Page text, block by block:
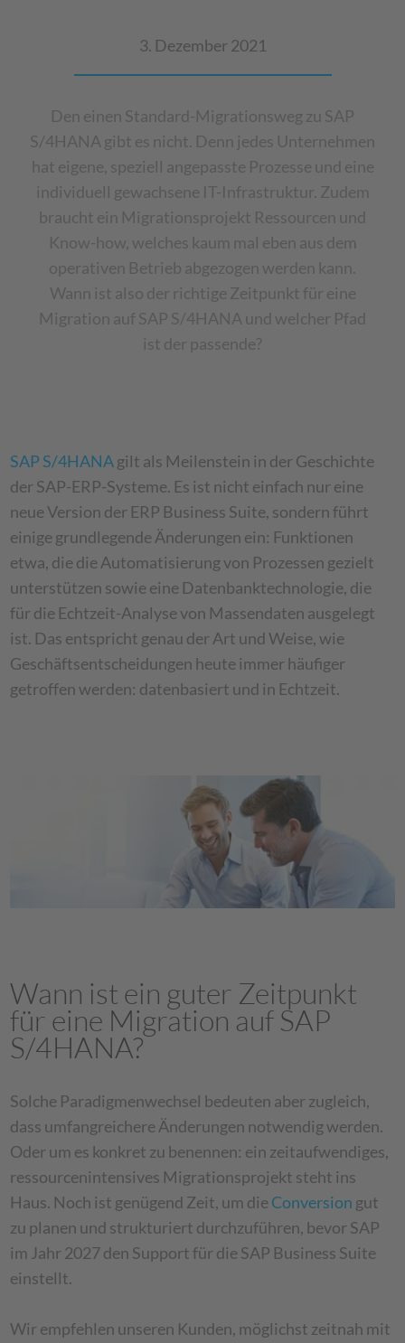
3. Dezember 2021
Den einen Standard-Migrationsweg zu SAP
S/4HANA gibt es nicht. Denn jedes Unternehmen
hat eigene, speziell angepasste Prozesse und eine
individuell gewachsene IT-Infrastruktur. Zudem
braucht ein Migrationsprojekt Ressourcen und
Know-how, welches kaum mal eben aus dem
operativen Betrieb abgezogen werden kann.
Wann ist also der richtige Zeitpunkt für eine
Migration auf SAP S/4HANA und welcher Pfad
ist der passende?
SAP S/4HANAgilt als Meilenstein in der Geschichte
der SAP-ERP-Systeme. Es ist nicht einfach nur eine
neue Version der ERP Business Suite, sondern führt
einige grundlegende Änderungen ein: Funktionen
etwa, die die Automatisierung von Prozessen gezielt
unterstützen sowie eine Datenbanktechnologie, die
für die Echtzeit-Analyse von Massendaten ausgelegt
ist. Das entspricht genau der Art und Weise, wie
Geschäftsentscheidungen heute immer häufiger
getroffen werden: datenbasiert und in Echtzeit.
Wann ist ein guter Zeitpunkt
für eine Migration auf SAP
S/4HANA?
Solche Paradigmenwechsel bedeuten aber zugleich,
dass umfangreichere Änderungen notwendig werden.
Oder um es konkret zu benennen: ein zeitaufwendiges,
ressourcenintensives Migrationsprojekt steht ins
Haus. Noch ist genügend Zeit, um dieConversion gut
zu planen und strukturiert durchzuführen, bevor SAP
im Jahr 2027 den Support für die SAP Business Suite
einstellt.
Wir empfehlen unseren Kunden, möglichst zeitnah mit